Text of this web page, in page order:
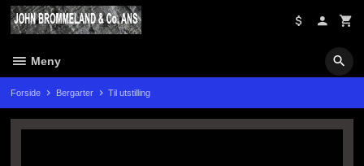
Gå
Meny
Forside Bergarter Til utstilling